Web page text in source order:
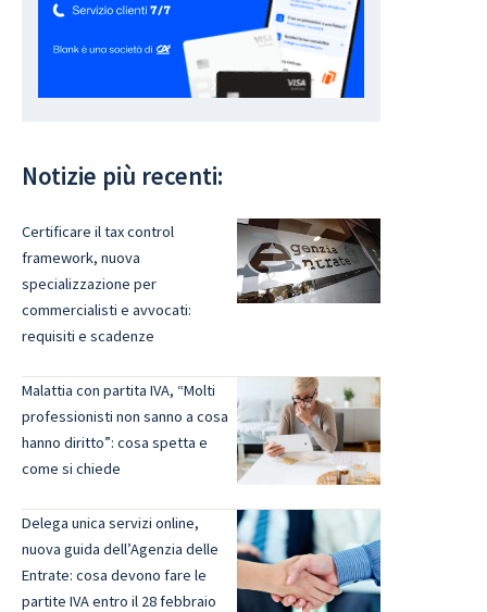
Notizie più recenti:
Certificare il tax control
framework, nuova
specializzazione per
commercialisti e avvocati:
requisiti e scadenze
Malattia con partita IVA, “Molti
professionisti non sanno a cosa
hanno diritto”: cosa spetta e
come si chiede
Delega unica servizi online,
nuova guida dell’Agenzia delle
Entrate: cosa devono fare le
partite IVA entro il 28 febbraio